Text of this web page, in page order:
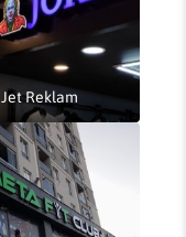
Jet Reklam